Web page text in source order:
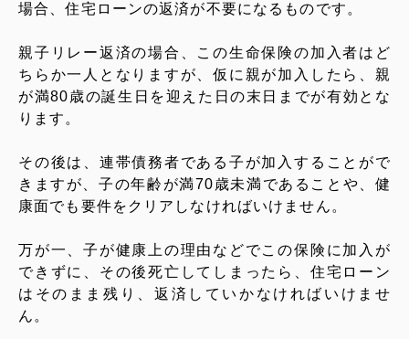
場合、住宅ローンの返済が不要になるものです。
親子リレー返済の場合、この生命保険の加入者はど
ちらか一人となりますが、仮に親が加入したら、親
が満80歳の誕生日を迎えた日の末日までが有効とな
ります。
その後は、連帯債務者である子が加入することがで
きますが、子の年齢が満70歳未満であることや、健
康面でも要件をクリアしなければいけません。
万が一、子が健康上の理由などでこの保険に加入が
できずに、その後死亡してしまったら、住宅ローン
はそのまま残り、返済していかなければいけませ
ん。